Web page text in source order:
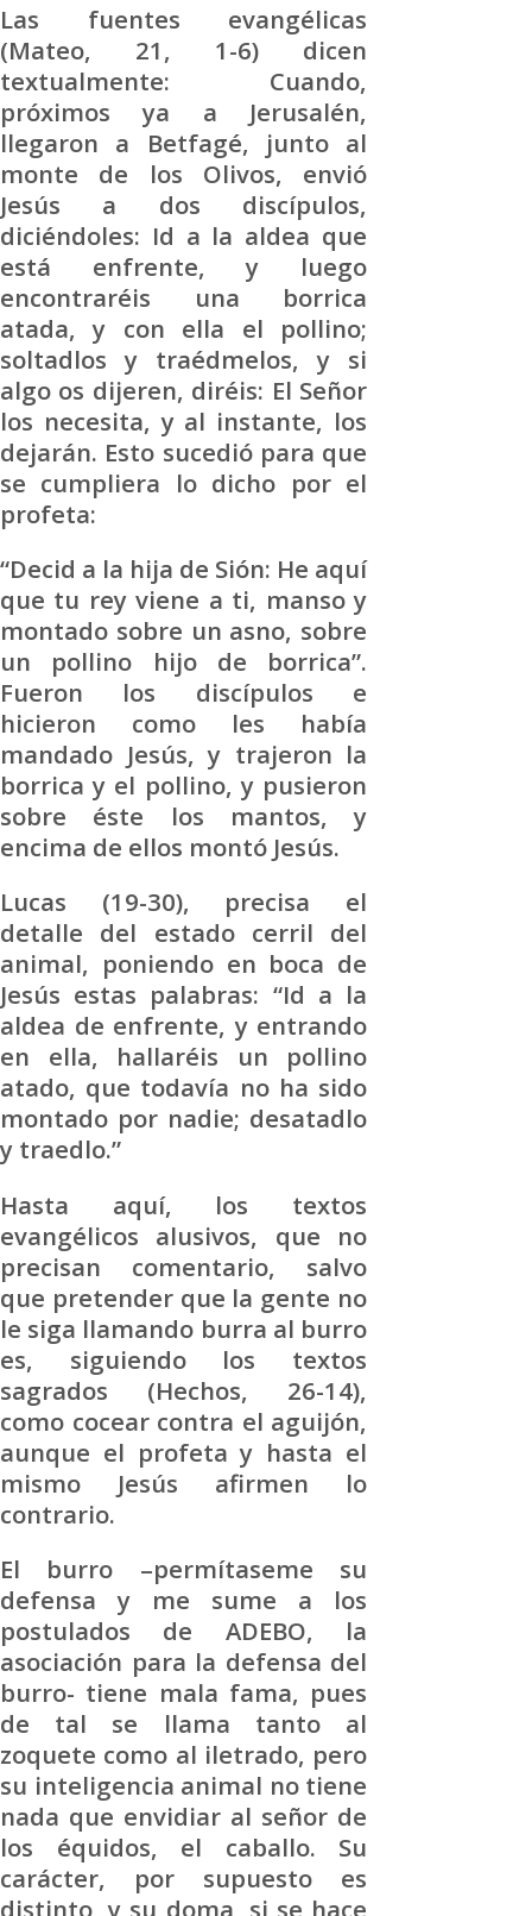
Las fuentes evangélicas
(Mateo, 21, 1-6) dicen
textualmente: Cuando,
próximos ya a Jerusalén,
llegaron a Betfagé, junto al
monte de los Olivos, envió
Jesús a dos discípulos,
diciéndoles: Id a la aldea que
está enfrente, y luego
encontraréis una borrica
atada, y con ella el pollino;
soltadlos y traédmelos, y si
algo os dijeren, diréis: El Señor
los necesita, y al instante, los
dejarán. Esto sucedió para que
se cumpliera lo dicho por el
profeta:
“Decid a la hija de Sión: He aquí
que tu rey viene a ti, manso y
montado sobre un asno, sobre
un pollino hijo de borrica”.
Fueron los discípulos e
hicieron como les había
mandado Jesús, y trajeron la
borrica y el pollino, y pusieron
sobre éste los mantos, y
encima de ellos montó Jesús.
Lucas (19-30), precisa el
detalle del estado cerril del
animal, poniendo en boca de
Jesús estas palabras: “Id a la
aldea de enfrente, y entrando
en ella, hallaréis un pollino
atado, que todavía no ha sido
montado por nadie; desatadlo
y traedlo.”
Hasta aquí, los textos
evangélicos alusivos, que no
precisan comentario, salvo
que pretender que la gente no
le siga llamando burra al burro
es, siguiendo los textos
sagrados (Hechos, 26-14),
como cocear contra el aguijón,
aunque el profeta y hasta el
mismo Jesús afirmen lo
contrario.
El burro –permítaseme su
defensa y me sume a los
postulados de ADEBO, la
asociación para la defensa del
burro- tiene mala fama, pues
de tal se llama tanto al
zoquete como al iletrado, pero
su inteligencia animal no tiene
nada que envidiar al señor de
los équidos, el caballo. Su
carácter, por supuesto es
distinto, y su doma, si se hace